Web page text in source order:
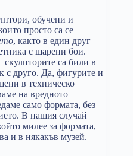
обучени и
просто са се
, както в един друг
с шарени бои.
са били в
с друго. Да, фигурите и
в техническо
на вредното
само формата, без
В нашия случай
милее за формата,
и в някакъв музей.